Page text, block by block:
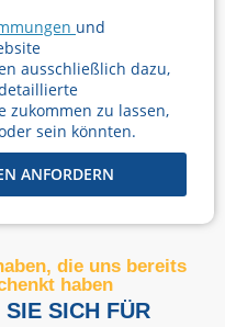
und
ausschließlich dazu,
zukommen zu lassen,
sein könnten.
ANFORDERN
die uns bereits
haben
SICH FÜR